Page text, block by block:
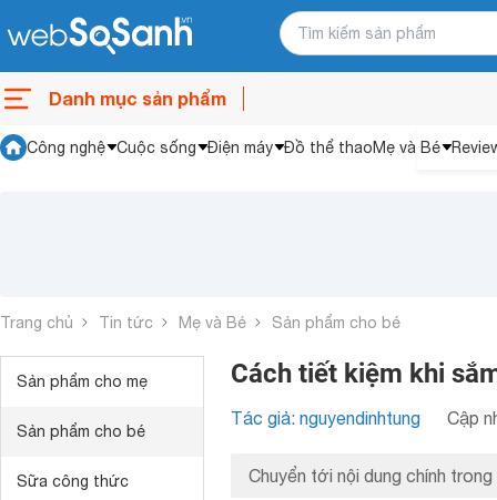
Danh mục sản phẩm
Công nghệ Cuộc sống Điện máy Đồ thể thaoMẹ và Bé
Trang chủ Tin tức Mẹ và Bé Sản phẩm cho bé
Sản phẩm cho mẹ
Sản phẩm cho bé
Sữa công thức
Cách tiết kiệm khi
Tác giả: nguyendinhtung Cập
Chuyển tới nội dung chính trong